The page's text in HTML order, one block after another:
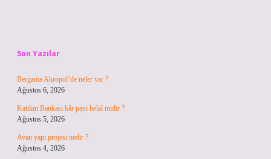
Son Yazılar
Bergama Akropol’de neler var ?
Ağustos 6, 2026
Katılım Bankası kâr payı helal midir ?
Ağustos 5, 2026
Avan yapı projesi nedir ?
Ağustos 4, 2026